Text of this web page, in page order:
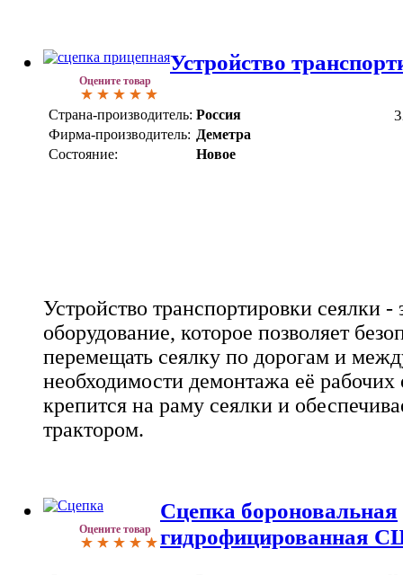
Оцените товар
Устройство
Страна-производитель: Россия
Фирма-производитель: Деметра
Состояние:
Новое
Устройство транспортировки сеялки -
оборудование, которое позволяет
перемещать сеялку по дорогам и
необходимости демонтажа её
крепится на раму сеялки и
трактором.
Оцените товар
Сцепка бороновальная
гидрофицированная